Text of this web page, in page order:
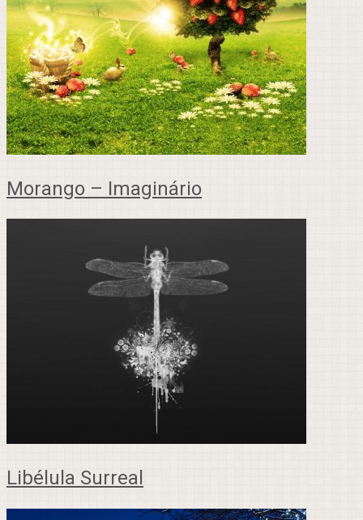
Morango – Imaginário
Libélula Surreal